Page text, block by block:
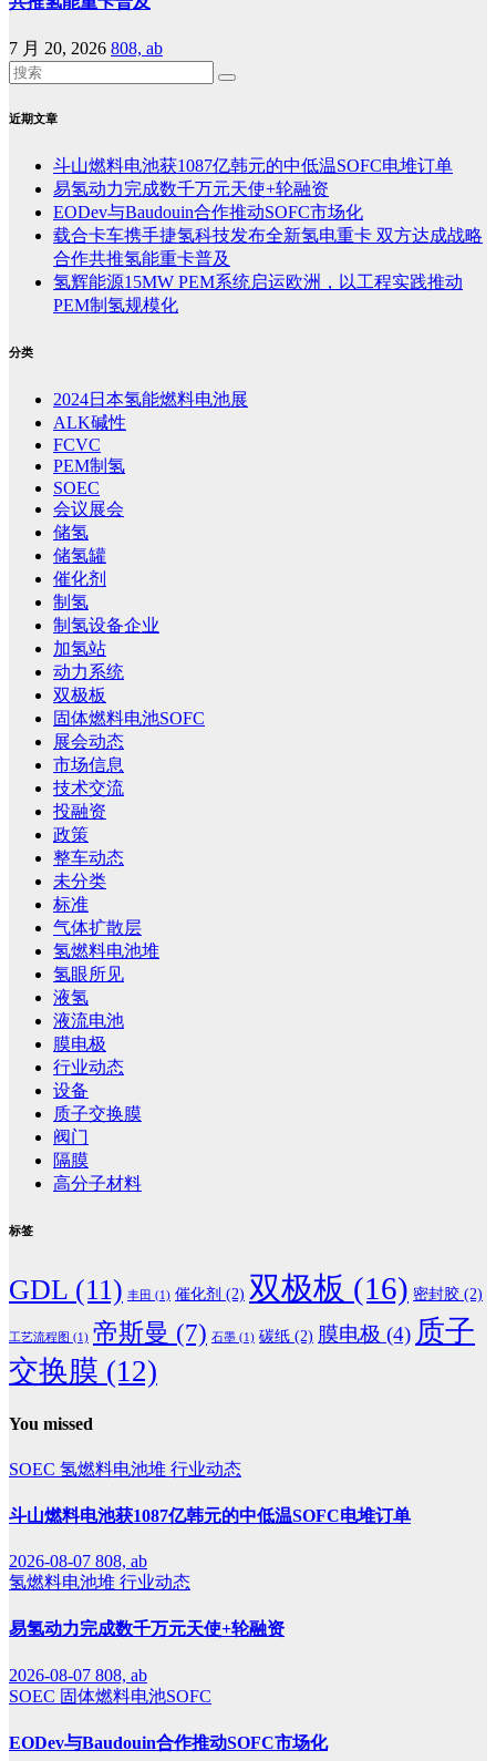
7 月 20, 2026 808, ab
近期文章
斗山燃料电池获1087亿韩元的中低温SOFC电堆订单
易氢动力完成数千万元天使+轮融资
EODev与Baudouin合作推动SOFC市场化
载合卡车携手捷氢科技发布全新氢电重卡 双方达成战略
合作共推氢能重卡普及
氢辉能源15MW PEM系统启运欧洲，以工程实践推动
PEM制氢规模化
分类
2024日本氢能燃料电池展
ALK碱性
FCVC
PEM制氢
SOEC
会议展会
储氢
储氢罐
催化剂
制氢
制氢设备企业
加氢站
动力系统
双极板
固体燃料电池SOFC
展会动态
市场信息
技术交流
投融资
政策
整车动态
未分类
标准
气体扩散层
氢燃料电池堆
氢眼所见
液氢
液流电池
膜电极
行业动态
设备
质子交换膜
阀门
隔膜
高分子材料
标签
GDL (11) 丰田 (1) 催化剂 (2) 双极板 (16) 密封胶 (2)
工艺流程图 (1) 帝斯曼 (7) 石墨 (1) 碳纸 (2) 膜电极 (4) 质子
交换膜 (12)
You missed
SOEC 氢燃料电池堆 行业动态
斗山燃料电池获1087亿韩元的中低温SOFC电堆订单
2026-08-07 808, ab
氢燃料电池堆 行业动态
易氢动力完成数千万元天使+轮融资
2026-08-07 808, ab
SOEC 固体燃料电池SOFC
EODev与Baudouin合作推动SOFC市场化